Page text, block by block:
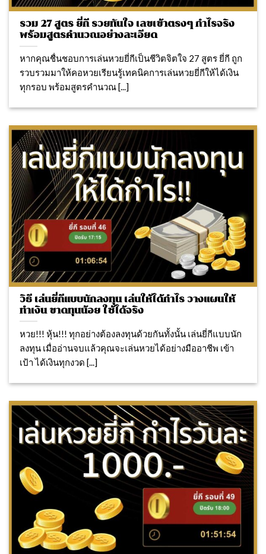
รวม 27 สูตร ยี่กี รวยทันใจ เลขเข้าตรงๆ กำไรจริง
พร้อมสูตรคำนวณอย่างละเอียด
หากคุณชื่นชอบการเล่นหวยยี่กีเป็นชีวิตจิตใจ 27 สูตร ยี่กี ถูก
รวบรวมมาให้คอหวยเรียนรู้เทคนิคการเล่นหวยยี่กีให้ได้เงิน
ทุกรอบ พร้อมสูตรคำนวณ [...]
วิธี เล่นยี่กีแบบนักลงทุน เล่นให้ได้กำไร วางแผนให้
ทำเงิน ขาดทุนน้อย ใช้ได้จริง
หวย!!! หุ้น!!! ทุกอย่างต้องลงทุนด้วยกันทั้งนั้น เล่นยี่กีแบบนัก
ลงทุน เมื่ออ่านจบแล้วคุณจะเล่นหวยได้อย่างมืออาชีพ เข้า
เป้า ได้เงินทุกงวด [...]